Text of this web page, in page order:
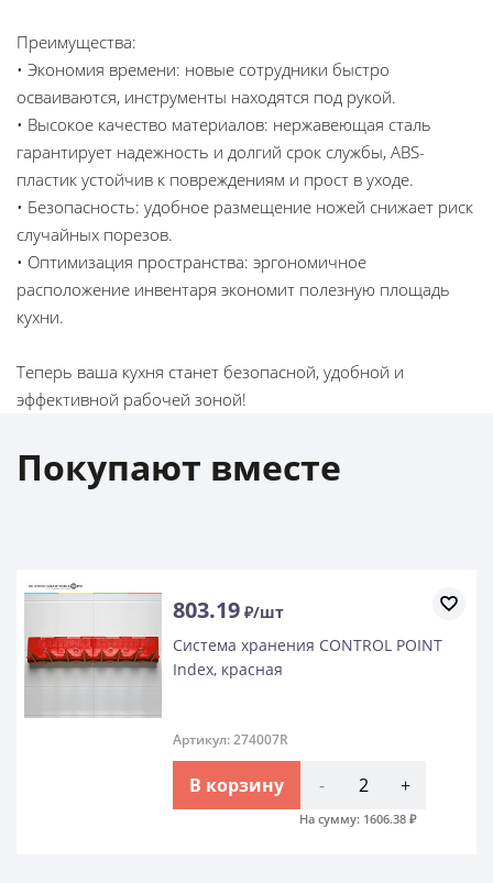
Преимущества:
• Экономия времени: новые сотрудники быстро
осваиваются, инструменты находятся под рукой.
• Высокое качество материалов: нержавеющая сталь
гарантирует надежность и долгий срок службы, ABS-
пластик устойчив к повреждениям и прост в уходе.
• Безопасность: удобное размещение ножей снижает риск
случайных порезов.
• Оптимизация пространства: эргономичное
расположение инвентаря экономит полезную площадь
кухни.
Теперь ваша кухня станет безопасной, удобной и
эффективной рабочей зоной!
Покупают вместе
803.19 ₽/шт
Система хранения CONTROL POINT
Index, красная
Артикул: 274007R
В корзину - +
На сумму: 1606.38 ₽